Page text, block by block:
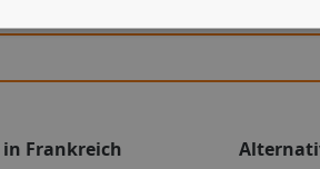
Frankreich